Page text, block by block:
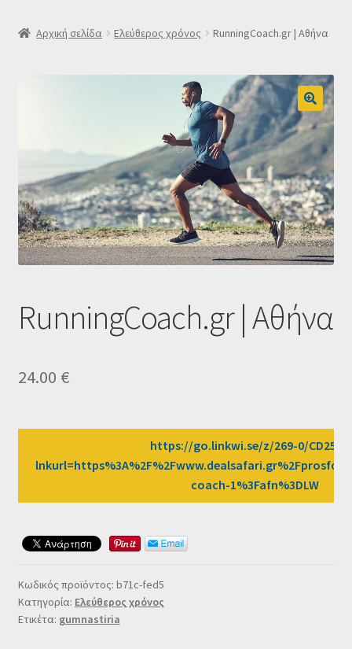
SLIDER
Subscription Settings
Επιβεβαίωση εγγραφής στο Newsletter του Dealistas.gr
Επικοινωνία
Καλάθι
Ο λογαριασμός μου
Αρχική σελίδα Ελεύθερος χρόνος RunningCoach.gr | Αθήνα
RunningCoach.gr | Αθήνα
24.00 €
https://go.linkwi.se/z/269-0/
coach-1%3Fafn%3DLW
Κωδικός προϊόντος: b71c-fed5
Κατηγορία: Ελεύθερος χρόνος
Ετικέτα: gumnastiria